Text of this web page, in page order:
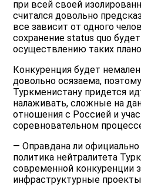
при всей своей
считался довольно
все зависит от одного
сохранение status quo
осуществлению таких
Конкуренция будет
довольно осязаема,
Туркменистану придется
налаживать, сложные на
отношения с Россией и
соревновательном
— Оправдана ли
политика нейтралитета
современной конкуренции
инфраструктурные